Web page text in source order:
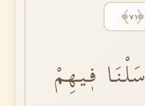
﴿٧١﴾
فٖيهِمْ